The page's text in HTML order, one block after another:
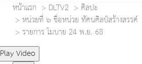
หน้าแรก DLTV2
ศิลปะ
หน่วยที่ ๖ ชื่อหน่วย ทัศนศิลป์สร้างสรรค์
รายการ โมบาย 24 พ.ย. 68
Play Video